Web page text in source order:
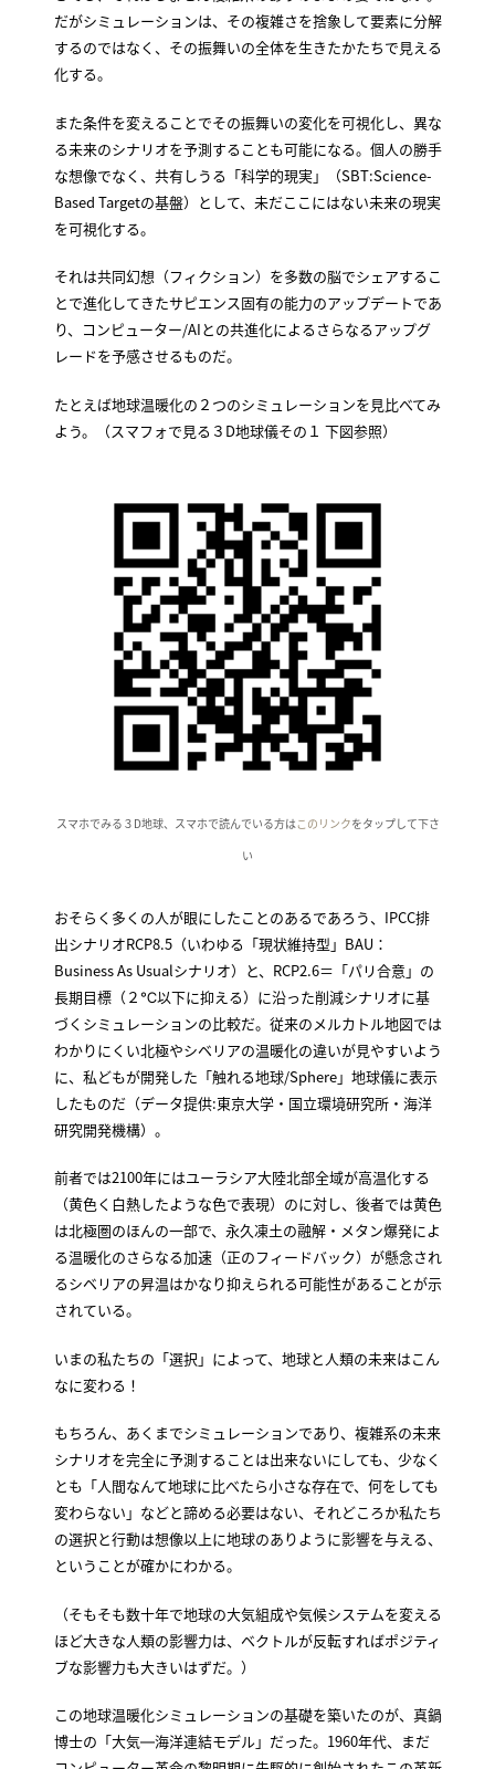
だがシミュレーションは、その複雑さを捨象して要素に分解
するのではなく、その振舞いの全体を生きたかたちで見える
化する。
また条件を変えることでその振舞いの変化を可視化し、異な
る未来のシナリオを予測することも可能になる。個人の勝手
な想像でなく、共有しうる「科学的現実」（SBT:Science-
Based Targetの基盤）として、未だここにはない未来の現実
を可視化する。
それは共同幻想（フィクション）を多数の脳でシェアするこ
とで進化してきたサピエンス固有の能力のアップデートであ
り、コンピューター/AIとの共進化によるさらなるアップグ
レードを予感させるものだ。
たとえば地球温暖化の２つのシミュレーションを見比べてみ
よう。（スマフォで見る３D地球儀その１ 下図参照）
スマホでみる３D地球、スマホで読んでいる方はこのリンクをタップして下さ
い
おそらく多くの人が眼にしたことのあるであろう、IPCC排
出シナリオRCP8.5（いわゆる「現状維持型」BAU：
Business As Usualシナリオ）と、RCP2.6＝「パリ合意」の
長期目標（２℃以下に抑える）に沿った削減シナリオに基
づくシミュレーションの比較だ。従来のメルカトル地図では
わかりにくい北極やシベリアの温暖化の違いが見やすいよう
に、私どもが開発した「触れる地球/Sphere」地球儀に表示
したものだ（データ提供:東京大学・国立環境研究所・海洋
研究開発機構）。
前者では2100年にはユーラシア大陸北部全域が高温化する
（黄色く白熱したような色で表現）のに対し、後者では黄色
は北極圏のほんの一部で、永久凍土の融解・メタン爆発によ
る温暖化のさらなる加速（正のフィードバック）が懸念され
るシベリアの昇温はかなり抑えられる可能性があることが示
されている。
いまの私たちの「選択」によって、地球と人類の未来はこん
なに変わる！
もちろん、あくまでシミュレーションであり、複雑系の未来
シナリオを完全に予測することは出来ないにしても、少なく
とも「人間なんて地球に比べたら小さな存在で、何をしても
変わらない」などと諦める必要はない、それどころか私たち
の選択と行動は想像以上に地球のありように影響を与える、
ということが確かにわかる。
（そもそも数十年で地球の大気組成や気候システムを変える
ほど大きな人類の影響力は、ベクトルが反転すればポジティ
ブな影響力も大きいはずだ。）
この地球温暖化シミュレーションの基礎を築いたのが、真鍋
博士の「大気―海洋連結モデル」だった。1960年代、まだ